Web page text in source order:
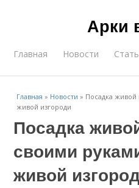
Арки
Главная Новости
Главная » Новости » Посадка живой
живой изгороди
Посадка
своими
живой